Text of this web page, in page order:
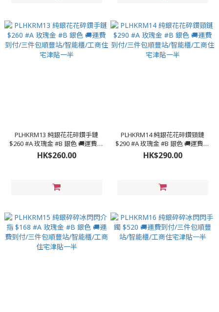
PLHKRM13 純銀花花碎鑽手鏈
$260 #A 玫瑰金 #B 銀色 🚚運費到
付/三件包順豐站/智能櫃/工商住
宅津貼一半
HK$260.00
PLHKRM14 純銀花花碎鑽頸鏈
$290 #A 玫瑰金 #B 銀色 🚚運費到
付/三件包順豐站/智能櫃/工商住
宅津貼一半
HK$290.00